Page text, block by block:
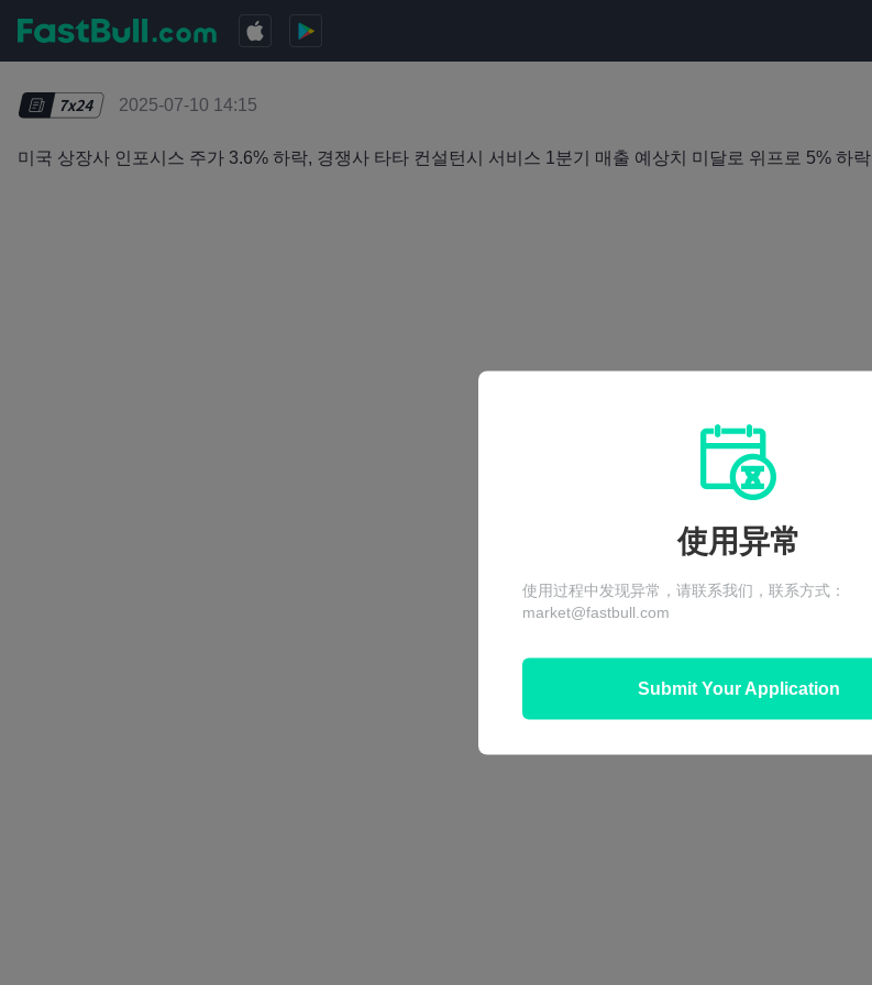
2025-07-10 14:15
미국 상장사 인포시스 주가 3.6% 하락, 경쟁사 타타 컨설턴시 서비스 1분기 매출 예상치 미달로 위프로 5% 하락
使用异常
使用过程中发现异常，请联系我们，联系方式：
market@fastbull.com
Submit Your Application